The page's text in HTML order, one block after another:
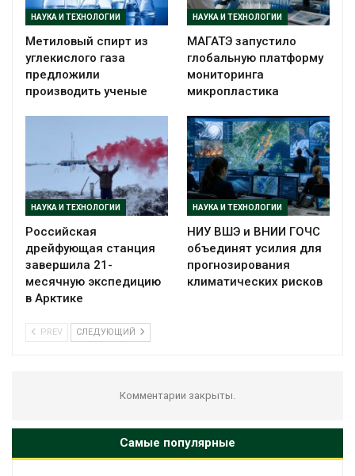
НАУКА И ТЕХНОЛОГИИ
Метиловый спирт из
углекислого газа
предложили
производить ученые
НАУКА И ТЕХНОЛОГИИ
МАГАТЭ запустило
глобальную платформу
мониторинга
микропластика
НАУКА И ТЕХНОЛОГИИ
Российская
дрейфующая станция
завершила 21-
месячную экспедицию
в Арктике
НАУКА И ТЕХНОЛОГИИ
НИУ ВШЭ и ВНИИ ГОЧС
объединят усилия для
прогнозирования
климатических рисков
PREV СЛЕДУЮЩИЙ
Комментарии закрыты.
Самые популярные